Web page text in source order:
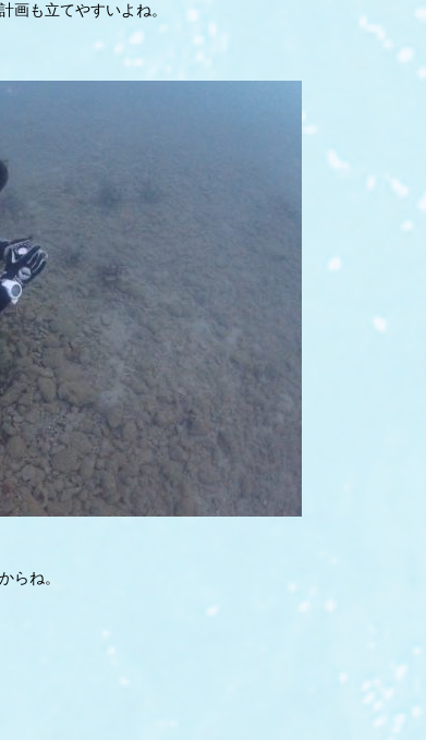
画も立てやすいよね。
らね。